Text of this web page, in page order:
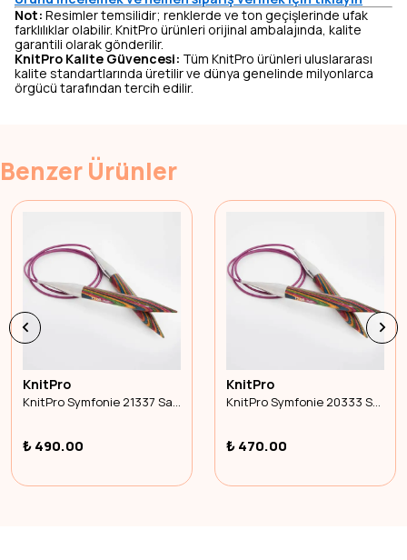
Not: Resimler temsilidir; renklerde ve ton geçişlerinde ufak
farklılıklar olabilir. KnitPro ürünleri orijinal ambalajında, kalite
garantili olarak gönderilir.
KnitPro Kalite Güvencesi: Tüm KnitPro ürünleri uluslararası
kalite standartlarında üretilir ve dünya genelinde milyonlarca
örgücü tarafından tercih edilir.
Benzer Ürünler
KnitPro
KnitPro Symfonie 21337 Sabit Misinalı Şiş 80cm 4.00mm
₺ 490.00
KnitPro
KnitPro Symfonie 20333 Sabit Misinalı Şiş 80cm 2.50mm
₺ 470.00